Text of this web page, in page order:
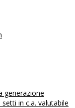
generazione
in c.a. valutabile